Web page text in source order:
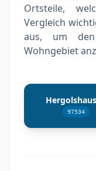
Ortsteile,
Vergleich
aus, um
Wohngebiet
97534